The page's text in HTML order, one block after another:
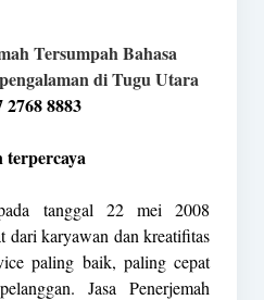
Tersumpah Bahasa
di Tugu Utara
2768 8883
terpercaya
tanggal 22 mei 2008
dari karyawan dan kreatifitas
paling baik, paling cepat
Jasa Penerjemah